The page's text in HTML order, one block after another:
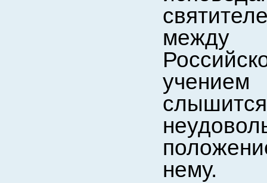
между
учением
нему.